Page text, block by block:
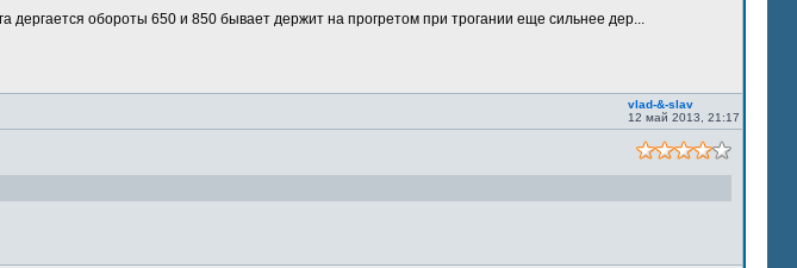
дергается обороты 650 и 850 бывает держит на прогретом при трогании еще сильнее дер...
vlad-&-slav
12 май 2013, 21:17